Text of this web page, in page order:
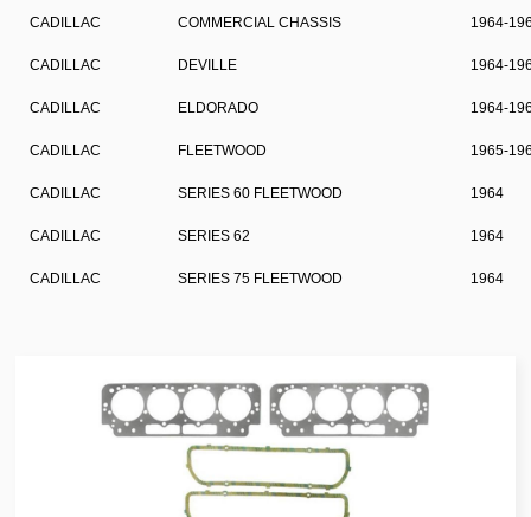
CADILLAC COMMERCIAL CHASSIS 1964-
CADILLAC DEVILLE 1964-
CADILLAC ELDORADO 1964-
CADILLAC FLEETWOOD 1965-
CADILLAC SERIES 60 FLEETWOOD 1964
CADILLAC SERIES 62 1964
CADILLAC SERIES 75 FLEETWOOD 1964